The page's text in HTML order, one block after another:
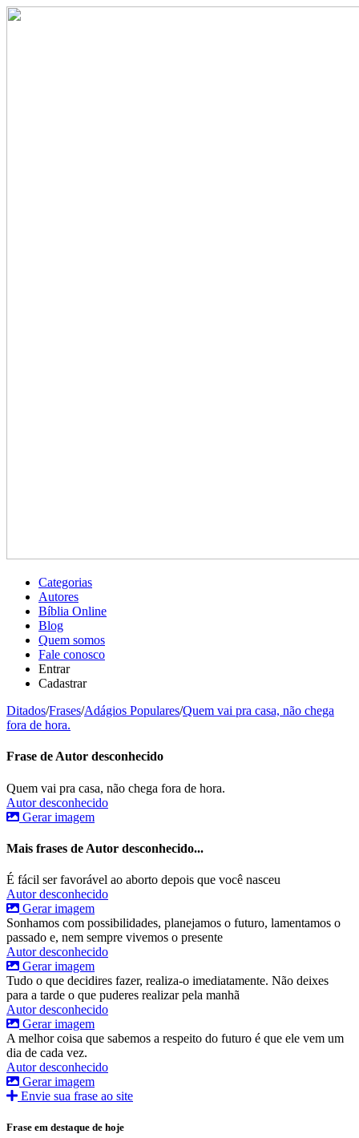
Categorias
Autores
Bíblia Online
Blog
Quem somos
Fale conosco
Entrar
Cadastrar
Ditados/Frases/Adágios Populares/Quem vai pra casa, não chega
fora de hora.
Frase de Autor desconhecido
Quem vai pra casa, não chega fora de hora.
Autor desconhecido
Gerar imagem
Mais frases de Autor desconhecido...
É fácil ser favorável ao aborto depois que você nasceu
Autor desconhecido
Gerar imagem
Sonhamos com possibilidades, planejamos o futuro, lamentamos o
passado e, nem sempre vivemos o presente
Autor desconhecido
Gerar imagem
Tudo o que decidires fazer, realiza-o imediatamente. Não deixes
para a tarde o que puderes realizar pela manhã
Autor desconhecido
Gerar imagem
A melhor coisa que sabemos a respeito do futuro é que ele vem um
dia de cada vez.
Autor desconhecido
Gerar imagem
Envie sua frase ao site
Frase em destaque de hoje